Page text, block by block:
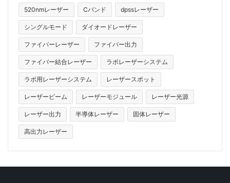
520nmレーザー Cバンド dpssレーザー
シングルモード ダイオードレーザー
ファイバーレーザー ファイバー出力
ファイバー結合レーザー ラボレーザーシステム
ラボ用レーザーシステム レーザースポット
レーザービーム レーザーモジュール レーザー光源
レーザー出力 半導体レーザー 固体レーザー
高出力レーザー